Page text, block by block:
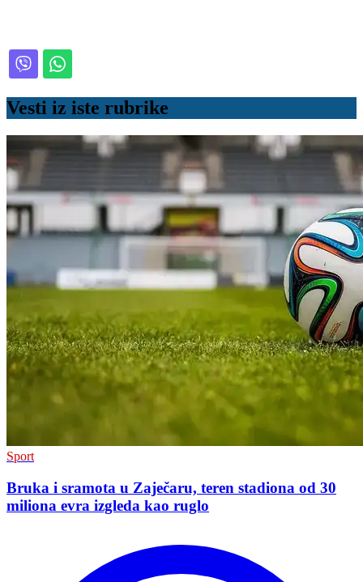
Vesti iz iste rubrike
Sport
Bruka i sramota u Zaječaru, teren stadiona od 30
miliona evra izgleda kao ruglo